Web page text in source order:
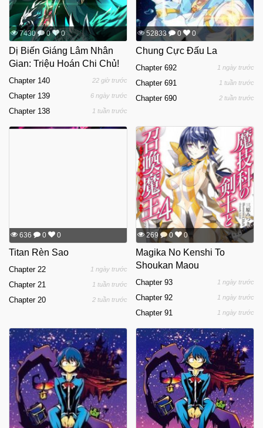
7430 0 0
Dị Biến Giáng Lâm Nhân
Gian: Triệu Hoán Chi Chủ!
Chapter 140 22 giờ trước
Chapter 139 6 ngày trước
Chapter 138 1 tuần trước
52833 0 0
Chung Cực Đấu La
Chapter 692 1 ngày trước
Chapter 691 1 tuần trước
Chapter 690 2 tuần trước
636 0 0
Titan Rèn Sao
Chapter 22 1 ngày trước
Chapter 21 1 tuần trước
Chapter 20 2 tuần trước
269 0 0
Magika No Kenshi To
Shoukan Maou
Chapter 93 1 ngày trước
Chapter 92 1 ngày trước
Chapter 91 1 ngày trước